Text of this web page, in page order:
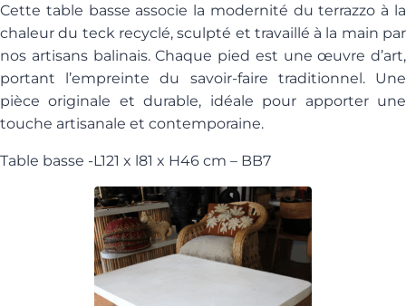
Cette table basse associe la modernité du terrazzo à la
chaleur du teck recyclé, sculpté et travaillé à la main par
nos artisans balinais. Chaque pied est une œuvre d’art,
portant l’empreinte du savoir-faire traditionnel. Une
pièce originale et durable, idéale pour apporter une
touche artisanale et contemporaine.
Table basse -L121 x l81 x H46 cm – BB7